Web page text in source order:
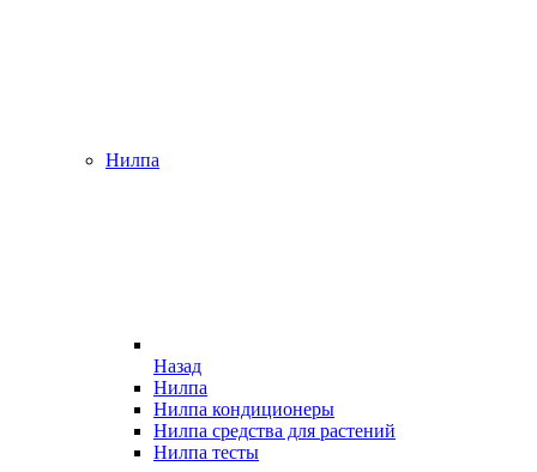
Нилпа
Назад
Нилпа
Нилпа кондиционеры
Нилпа средства для растений
Нилпа тесты